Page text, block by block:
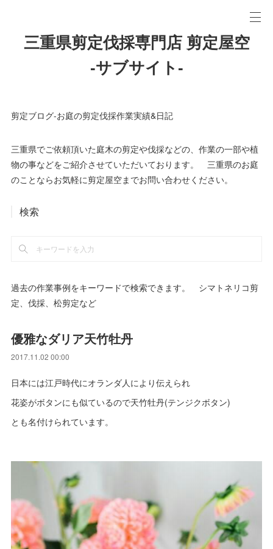
三重県剪定伐採専門店 剪定屋空
-サブサイト-
剪定ブログ-お庭の剪定伐採作業実績&日記
三重県でご依頼頂いた庭木の剪定や伐採などの、作業の一部や植
物の事などをご紹介させていただいております。 三重県のお庭
のことならお気軽に剪定屋空までお問い合わせください。
検索
過去の作業事例をキーワードで検索できます。 シマトネリコ剪
定、伐採、松剪定など
優雅なダリア天竹牡丹
2017.11.02 00:00
日本には江戸時代にオランダ人により伝えられ
花姿がボタンにも似ているので天竹牡丹(テンジクボタン)
とも名付けられています。